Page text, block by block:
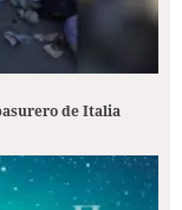
de Italia